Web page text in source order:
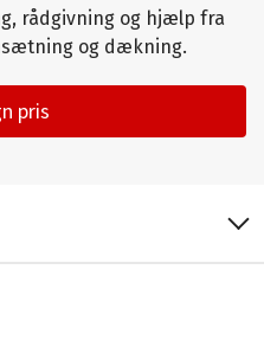
rådgivning og hjælp fra
og dækning.
pris